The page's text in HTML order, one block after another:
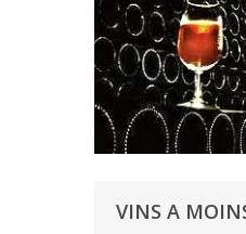
VINS A